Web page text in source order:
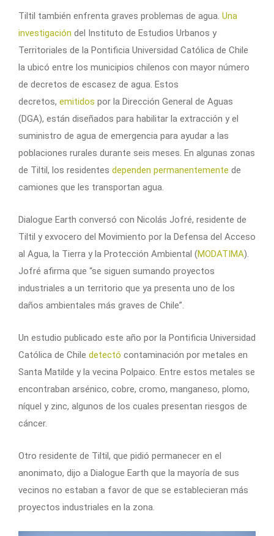
Tiltil también enfrenta graves problemas de agua. Una
investigación del Instituto de Estudios Urbanos y
Territoriales de la Pontificia Universidad Católica de Chile
la ubicó entre los municipios chilenos con mayor número
de decretos de escasez de agua. Estos
decretos, emitidos por la Dirección General de Aguas
(DGA), están diseñados para habilitar la extracción y el
suministro de agua de emergencia para ayudar a las
poblaciones rurales durante seis meses. En algunas zonas
de Tiltil, los residentes dependen permanentemente de
camiones que les transportan agua.
Dialogue Earth conversó con Nicolás Jofré, residente de
Tiltil y exvocero del Movimiento por la Defensa del Acceso
al Agua, la Tierra y la Protección Ambiental (MODATIMA).
Jofré afirma que “se siguen sumando proyectos
industriales a un territorio que ya presenta uno de los
daños ambientales más graves de Chile”.
Un estudio publicado este año por la Pontificia Universidad
Católica de Chile detectó contaminación por metales en
Santa Matilde y la vecina Polpaico. Entre estos metales se
encontraban arsénico, cobre, cromo, manganeso, plomo,
níquel y zinc, algunos de los cuales presentan riesgos de
cáncer.
Otro residente de Tiltil, que pidió permanecer en el
anonimato, dijo a Dialogue Earth que la mayoría de sus
vecinos no estaban a favor de que se establecieran más
proyectos industriales en la zona.